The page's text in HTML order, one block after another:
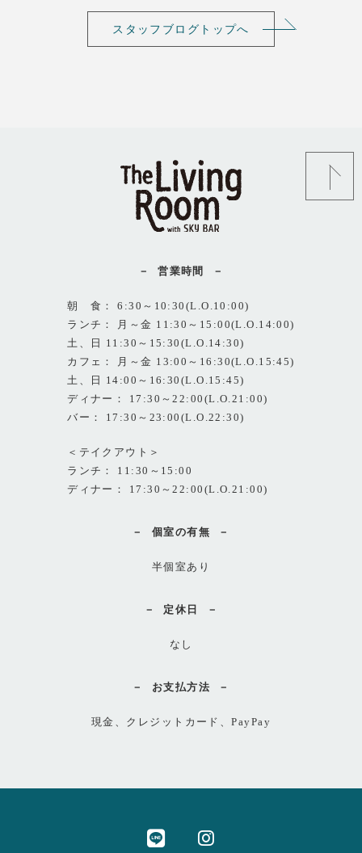
スタッフブログトップへ
営業時間
朝 食： 6:30～10:30(L.O.10:00)
ランチ： 月～金 11:30～15:00(L.O.14:00)
土、日 11:30～15:30(L.O.14:30)
カフェ： 月～金 13:00～16:30(L.O.15:45)
土、日 14:00～16:30(L.O.15:45)
ディナー： 17:30～22:00(L.O.21:00)
バー： 17:30～23:00(L.O.22:30)
＜テイクアウト＞
ランチ： 11:30～15:00
ディナー： 17:30～22:00(L.O.21:00)
個室の有無
半個室あり
定休日
なし
お支払方法
現金、クレジットカード、PayPay